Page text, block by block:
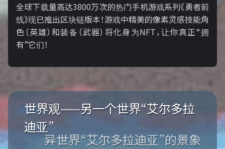
全球下载量高达3800万次的热门手机游戏系列《勇者前
线》现已推出区块链版本！游戏中精美的像素灵感技能角
色（英雄）和装备（武器）将化身为NFT，让你真正“拥
有”它们！
世界观——另一个世界“艾尔多拉
迪亚”
异世界“艾尔多拉迪亚”的景象